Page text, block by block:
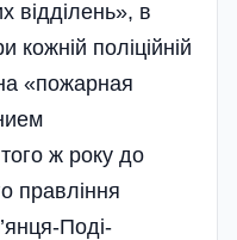
відділень», в
поліційній
«пожарная
ж року до
правління
Поді­